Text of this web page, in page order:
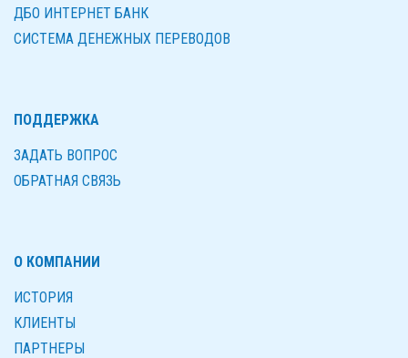
ДБО ИНТЕРНЕТ БАНК
СИСТЕМА ДЕНЕЖНЫХ ПЕРЕВОДОВ
ПОДДЕРЖКА
ЗАДАТЬ ВОПРОС
ОБРАТНАЯ СВЯЗЬ
О КОМПАНИИ
ИСТОРИЯ
КЛИЕНТЫ
ПАРТНЕРЫ